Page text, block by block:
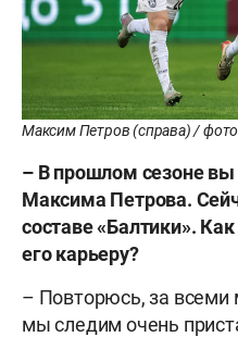
Максим Петров (справа) /
– В прошлом сезоне
Максима Петрова.
составе «Балтики».
его карьеру?
– Повторюсь, за
мы следим очень